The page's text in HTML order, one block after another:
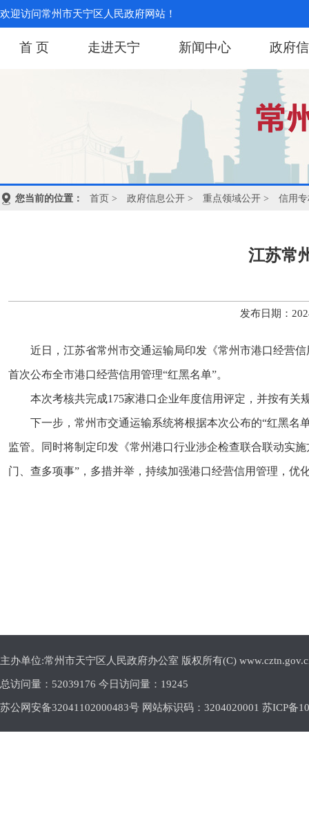
欢迎访问常州市天宁区人民政府网站！
首 页 走进天宁 新闻中心 政府
您当前的位置： 首页 > 政府信息公开 > 重点领域公开 > 信用
江苏常
发布日期：
近日，江苏省常州市交通运输局印发《常州市港口经营
首次公布全市港口经营信用管理“红黑名单”。
本次考核共完成175家港口企业年度信用评定，并按有关
下一步，常州市交通运输系统将根据本次公布的“红黑名
监管。同时将制定印发《常州港口行业涉企检查联合联动实
门、查多项事”，多措并举，持续加强港口经营信用管理，
主办单位:常州市天宁区人民政府办公室 版权所有(C)
总访问量： 52039176 今日访问量： 19245
苏公网安备32041102000483号 网站标识码：3204020001 苏ICP备